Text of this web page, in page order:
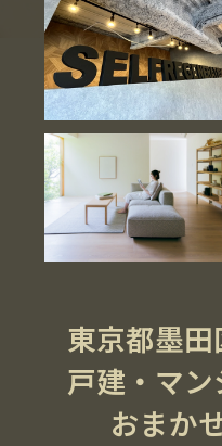
東京都墨
戸建・マ
おまか